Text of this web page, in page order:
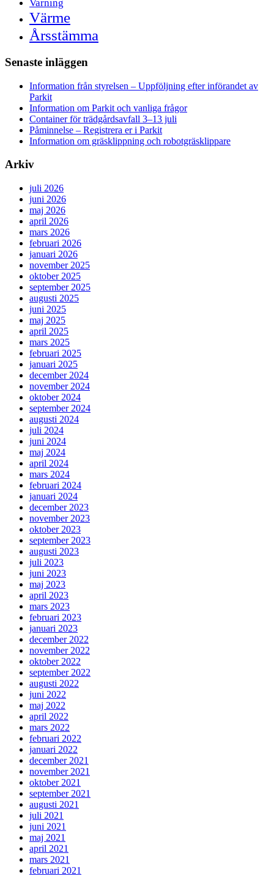
Varning
Värme
Årsstämma
Senaste inläggen
Information från styrelsen – Uppföljning efter införandet av
Parkit
Information om Parkit och vanliga frågor
Container för trädgårdsavfall 3–13 juli
Påminnelse – Registrera er i Parkit
Information om gräsklippning och robotgräsklippare
Arkiv
juli 2026
juni 2026
maj 2026
april 2026
mars 2026
februari 2026
januari 2026
november 2025
oktober 2025
september 2025
augusti 2025
juni 2025
maj 2025
april 2025
mars 2025
februari 2025
januari 2025
december 2024
november 2024
oktober 2024
september 2024
augusti 2024
juli 2024
juni 2024
maj 2024
april 2024
mars 2024
februari 2024
januari 2024
december 2023
november 2023
oktober 2023
september 2023
augusti 2023
juli 2023
juni 2023
maj 2023
april 2023
mars 2023
februari 2023
januari 2023
december 2022
november 2022
oktober 2022
september 2022
augusti 2022
juni 2022
maj 2022
april 2022
mars 2022
februari 2022
januari 2022
december 2021
november 2021
oktober 2021
september 2021
augusti 2021
juli 2021
juni 2021
maj 2021
april 2021
mars 2021
februari 2021